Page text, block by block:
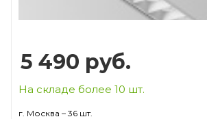
5 490 руб.
На складе более 10 шт.
г. Москва – 36 шт.